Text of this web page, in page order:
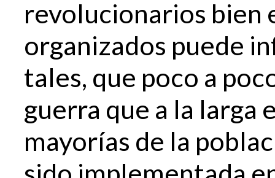
revolucionarios bien
organizados puede
tales, que poco a
guerra que a la larga
mayorías de la